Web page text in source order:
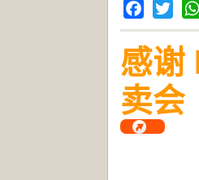
Facebook
Twitter
感谢
卖会